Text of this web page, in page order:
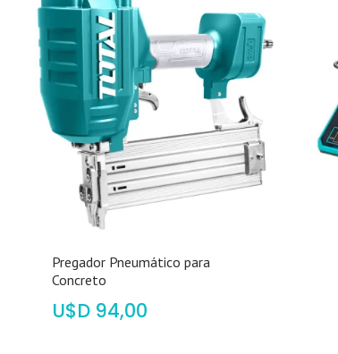
Pregador Pneumático para
Concreto
$ 94,00